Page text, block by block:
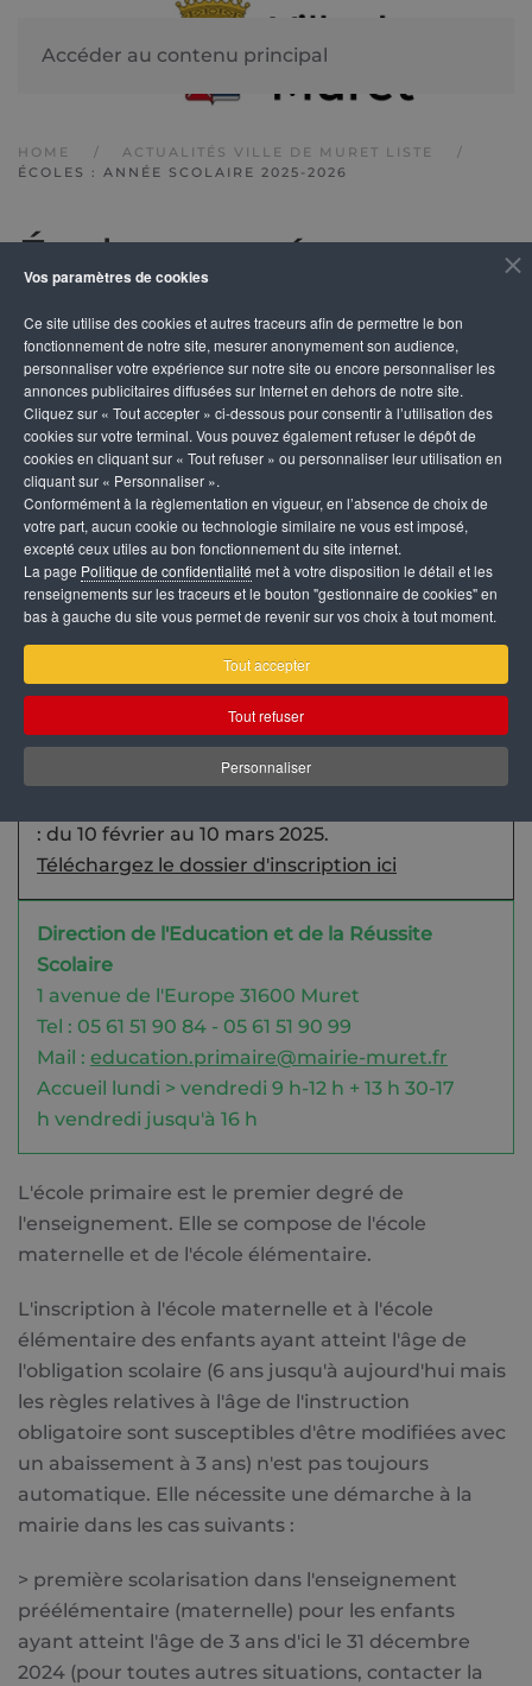
Vos paramètres de cookies
Ce site utilise des cookies et autres traceurs afin de permettre le bon
fonctionnement de notre site, mesurer anonymement son audience,
personnaliser votre expérience sur notre site ou encore personnaliser les
annonces publicitaires diffusées sur Internet en dehors de notre site.
Cliquez sur « Tout accepter » ci-dessous pour consentir à l’utilisation des
cookies sur votre terminal. Vous pouvez également refuser le dépôt de
cookies en cliquant sur « Tout refuser » ou personnaliser leur utilisation en
cliquant sur « Personnaliser ».
Conformément à la règlementation en vigueur, en l’absence de choix de
votre part, aucun cookie ou technologie similaire ne vous est imposé,
excepté ceux utiles au bon fonctionnement du site internet.
La page Politique de confidentialité met à votre disposition le détail et les
renseignements sur les traceurs et le bouton "gestionnaire de cookies" en
bas à gauche du site vous permet de revenir sur vos choix à tout moment.
Tout accepter
Tout refuser
Personnaliser
Accéder au contenu principal
HOME
ACTUALITÉS VILLE DE MURET LISTE
ÉCOLES : ANNÉE SCOLAIRE 2025-2026
Écoles : année
scolaire 2025-2026
Année scolaire 2025-2026
: du 10 février au 10 mars 2025.
Téléchargez le dossier d'inscription ici
Direction de l'Education et de la Réussite
Scolaire
1 avenue de l'Europe 31600 Muret
Tel : 05 61 51 90 84 - 05 61 51 90 99
Mail : education.primaire@mairie-muret.fr
Accueil lundi > vendredi 9 h-12 h + 13 h 30-17
h vendredi jusqu'à 16 h
L'école primaire est le premier degré de
l'enseignement. Elle se compose de l'école
maternelle et de l'école élémentaire.
L'inscription à l'école maternelle et à l'école
élémentaire des enfants ayant atteint l'âge de
l'obligation scolaire (6 ans jusqu'à aujourd'hui mais
les règles relatives à l'âge de l'instruction
obligatoire sont susceptibles d'être modifiées avec
un abaissement à 3 ans) n'est pas toujours
automatique. Elle nécessite une démarche à la
mairie dans les cas suivants :
> première scolarisation dans l'enseignement
préélémentaire (maternelle) pour les enfants
ayant atteint l'âge de 3 ans d'ici le 31 décembre
2024 (pour toutes autres situations, contacter la